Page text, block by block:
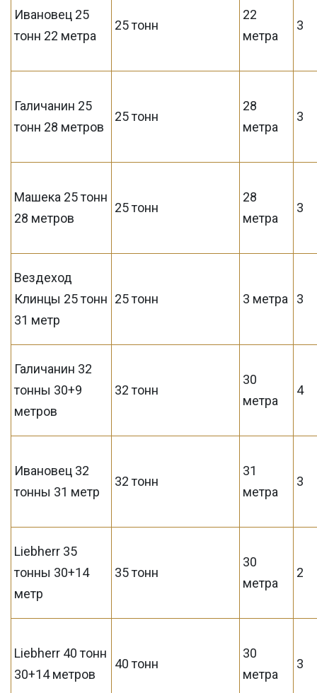
Ивановец 25
тонн 22 метра
25 тонн
22
метра
3
Галичанин 25
тонн 28 метров
25 тонн
28
метра
3
Машека 25 тонн
28 метров
25 тонн
28
метра
3
Вездеход
Клинцы 25 тонн
31 метр
25 тонн 3 метра 3
Галичанин 32
тонны 30+9
метров
32 тонн
30
метра
4
Ивановец 32
тонны 31 метр
32 тонн
31
метра
3
Liebherr 35
тонны 30+14
метр
35 тонн
30
метра
2
Liebherr 40 тонн
30+14 метров
40 тонн
30
метра
3